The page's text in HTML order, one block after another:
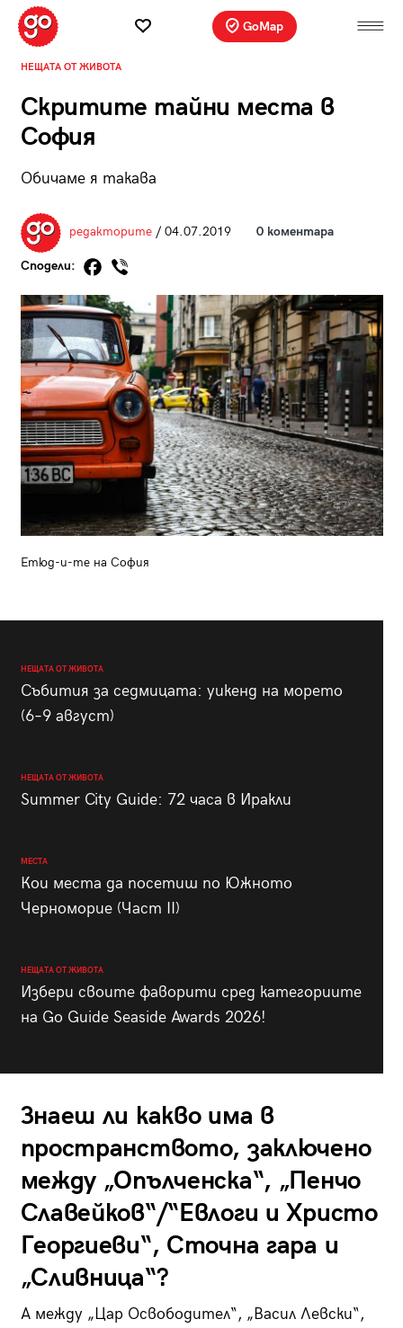
GoMap
НЕЩАТА ОТ ЖИВОТА
Скритите тайни места в
София
Обичаме я такава
редакторите/ 04.07.2019 0 коментара
Сподели:
Етюд-и-те на София
НЕЩАТА ОТ ЖИВОТА
Събития за седмицата: уикенд на морето
(6–9 август)
НЕЩАТА ОТ ЖИВОТА
Summer City Guide: 72 часа в Иракли
МЕСТА
Кои места да посетиш по Южното
Черноморие (Част II)
НЕЩАТА ОТ ЖИВОТА
Избери своите фаворити сред категориите
на Go Guide Seaside Awards 2026!
Знаеш ли какво има в
пространството, заключено
между „Опълченска“, „Пенчо
Славейков“/“Евлоги и Христо
Георгиеви“, Сточна гара и
„Сливница“?
А между „Цар Освободител“, „Васил Левски“,